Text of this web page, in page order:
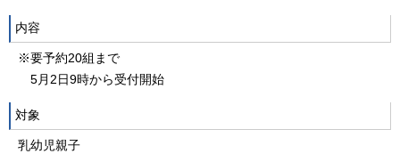
内容
※要予約20組まで
5月2日9時から受付開始
対象
乳幼児親子